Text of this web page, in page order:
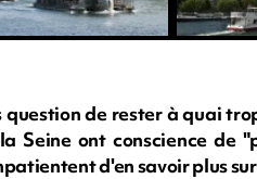
question de rester à quai
Seine ont conscience de
d'en savoir plus